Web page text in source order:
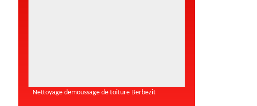
Nettoyage demoussage de toiture Berbezit